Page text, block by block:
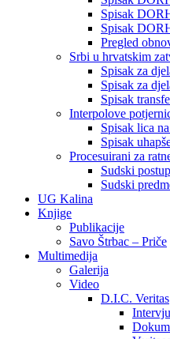
Spisak
Spisak
Pregled
Srbi u hrvatskim
Spisak za
Spisak za
Spisak
Interpolove
Spisak lica
Spisak
Procesuirani za
Sudski
Sudski
UG Kalina
Knjige
Publikacije
Savo Štrbac – Priče
Multimedija
Galerija
Video
D.I.C. Veritas